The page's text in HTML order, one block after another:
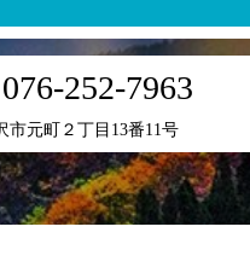
076-252-7963
市元町２丁目13番11号